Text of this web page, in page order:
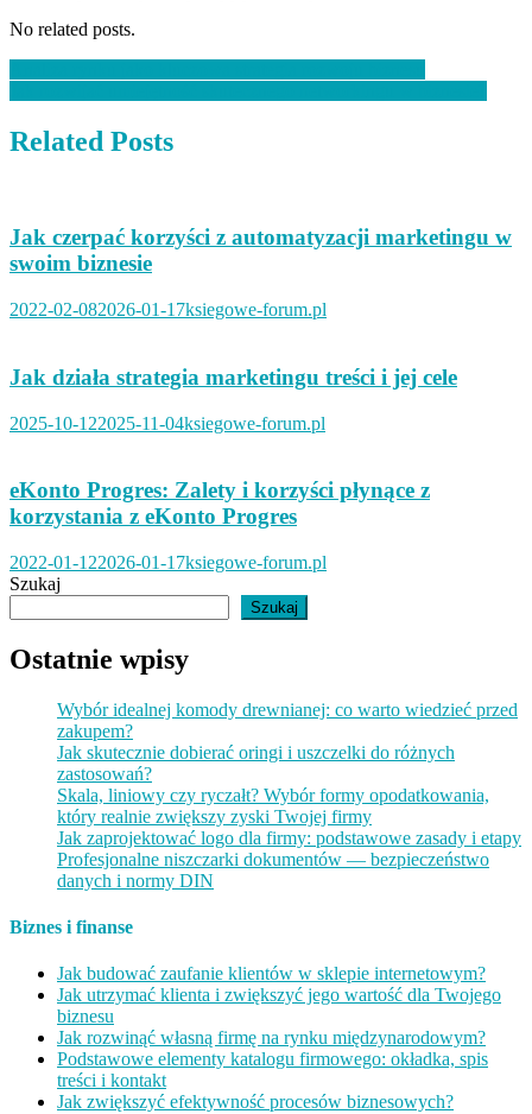
No related posts.
Nawigacja
wpisu
Related Posts
Jak czerpać korzyści z automatyzacji marketingu w
swoim biznesie
2022-02-082026-01-17ksiegowe-forum.pl
Jak działa strategia marketingu treści i jej cele
2025-10-122025-11-04ksiegowe-forum.pl
eKonto Progres: Zalety i korzyści płynące z
korzystania z eKonto Progres
2022-01-122026-01-17ksiegowe-forum.pl
Szukaj
Szukaj
Ostatnie wpisy
Wybór idealnej komody drewnianej: co warto wiedzieć przed
zakupem?
Jak skutecznie dobierać oringi i uszczelki do różnych
zastosowań?
Skala, liniowy czy ryczałt? Wybór formy opodatkowania,
który realnie zwiększy zyski Twojej firmy
Jak zaprojektować logo dla firmy: podstawowe zasady i etapy
Profesjonalne niszczarki dokumentów — bezpieczeństwo
danych i normy DIN
Biznes i finanse
Jak budować zaufanie klientów w sklepie internetowym?
Jak utrzymać klienta i zwiększyć jego wartość dla Twojego
biznesu
Jak rozwinąć własną firmę na rynku międzynarodowym?
Podstawowe elementy katalogu firmowego: okładka, spis
treści i kontakt
Jak zwiększyć efektywność procesów biznesowych?